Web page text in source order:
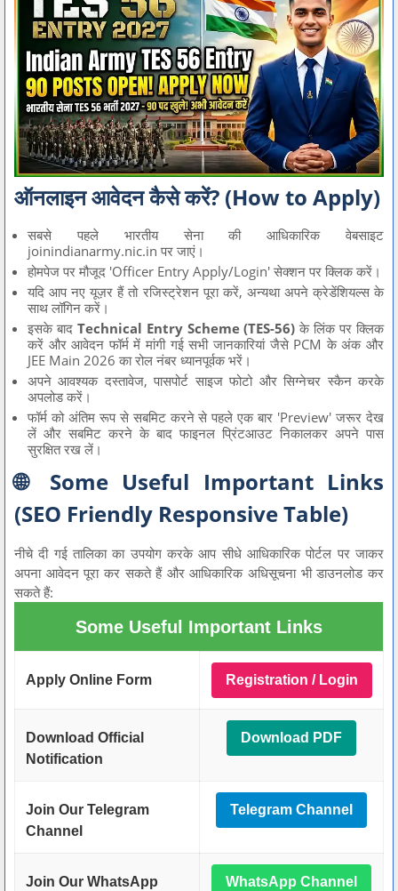
ऑनलाइन आवेदन कैसे करें? (How to Apply)
सबसे पहले भारतीय सेना की आधिकारिक वेबसाइट
joinindianarmy.nic.in पर जाएं।
होमपेज पर मौजूद 'Officer Entry Apply/Login' सेक्शन पर क्लिक करें।
यदि आप नए यूज़र हैं तो रजिस्ट्रेशन पूरा करें, अन्यथा अपने क्रेडेंशियल्स के
साथ लॉगिन करें।
इसके बाद Technical Entry Scheme (TES-56) के लिंक पर क्लिक
करें और आवेदन फॉर्म में मांगी गई सभी जानकारियां जैसे PCM के अंक और
JEE Main 2026 का रोल नंबर ध्यानपूर्वक भरें।
अपने आवश्यक दस्तावेज, पासपोर्ट साइज फोटो और सिग्नेचर स्कैन करके
अपलोड करें।
फॉर्म को अंतिम रूप से सबमिट करने से पहले एक बार 'Preview' जरूर देख
लें और सबमिट करने के बाद फाइनल प्रिंटआउट निकालकर अपने पास
सुरक्षित रख लें।
🌐 Some Useful Important Links
(SEO Friendly Responsive Table)
नीचे दी गई तालिका का उपयोग करके आप सीधे आधिकारिक पोर्टल पर जाकर
अपना आवेदन पूरा कर सकते हैं और आधिकारिक अधिसूचना भी डाउनलोड कर
सकते हैं:
Some Useful Important Links
Apply Online Form Registration / Login
Download Official
Notification
Download PDF
Join Our Telegram
Channel
Telegram Channel
Join Our WhatsApp
WhatsApp Channel